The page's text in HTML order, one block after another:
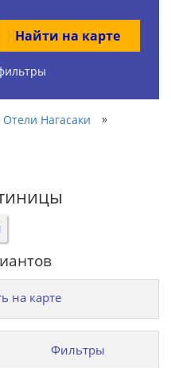
Найти на карте
Отели Нагасаки
»
на карте
Фильтры